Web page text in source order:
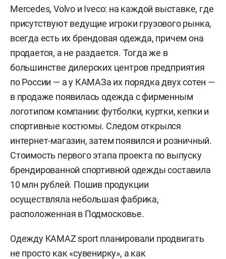
Mercedes, Volvo и Iveco: на каждой выставке, где
присутствуют ведущие игроки грузового рынка,
всегда есть их брендовая одежда, причем она
продается, а не раздается. Тогда же в
большинстве дилерских центров предприятия
по России — а у КАМАЗа их порядка двух сотен —
в продаже появилась одежда с фирменным
логотипом компании: футболки, куртки, кепки и
спортивные костюмы. Следом открылся
интернет-магазин, затем появился и розничный.
Стоимость первого этапа проекта по выпуску
брендированной спортивной одежды составила
10 млн рублей. Пошив продукции
осуществляла небольшая фабрика,
расположенная в Подмосковье.
Одежду KAMAZ sport планировали продвигать
не просто как «сувенирку», а как